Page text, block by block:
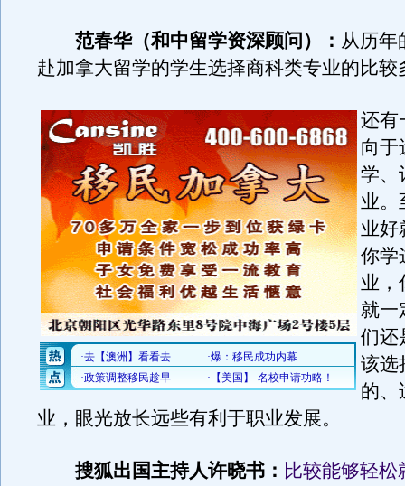
范春华（和中留学资深顾问）： 从历年
赴加拿大留学的学生选择商科类专业的比较
还有
向于
学、
业。
业好
你学
业，
就一
们还
该选
的、
业，眼光放长远些有利于职业发展。
搜狐出国主持人许晓书： 比较能够轻